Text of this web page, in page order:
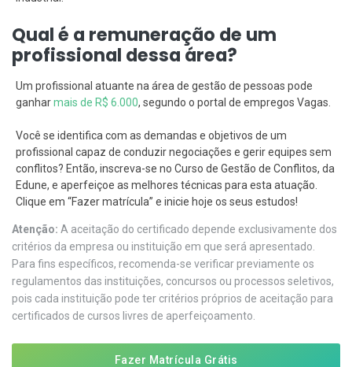
Qual é a remuneração de um
profissional dessa área?
Um profissional atuante na área de gestão de pessoas pode
ganharmais de R$ 6.000, segundo o portal de empregos Vagas.
Você se identifica com as demandas e objetivos de um
profissional capaz de conduzir negociações e gerir equipes sem
conflitos? Então, inscreva-se no Curso de Gestão de Conflitos, da
Edune, e aperfeiçoe as melhores técnicas para esta atuação.
Clique em “Fazer matrícula” e inicie hoje os seus estudos!
Atenção: A aceitação do certificado depende exclusivamente dos
critérios da empresa ou instituição em que será apresentado.
Para fins específicos, recomenda-se verificar previamente os
regulamentos das instituições, concursos ou processos seletivos,
pois cada instituição pode ter critérios próprios de aceitação para
certificados de cursos livres de aperfeiçoamento.
Fazer Matrícula Grátis